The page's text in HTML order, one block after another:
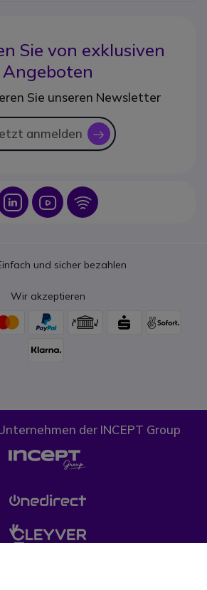
Sie von exklusiven
Angeboten
Sie unseren Newsletter
anmelden icon
Icon Icon Icon
und sicher bezahlen
Wir akzeptieren
der INCEPT Group